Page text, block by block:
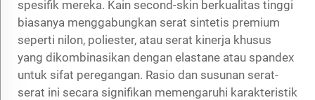
spesifik mereka. Kain second-skin berkualitas tinggi
biasanya menggabungkan serat sintetis premium
seperti nilon, poliester, atau serat kinerja khusus
yang dikombinasikan dengan elastane atau spandex
untuk sifat peregangan. Rasio dan susunan serat-
serat ini secara signifikan memengaruhi karakteristik